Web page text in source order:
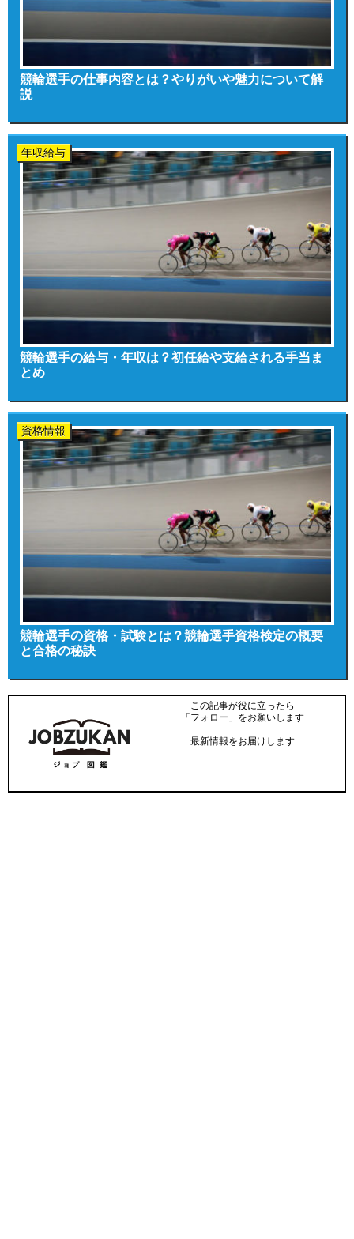
競輪選手の仕事内容とは？やりがいや魅力について解
説
年収給与
競輪選手の給与・年収は？初任給や支給される手当ま
とめ
資格情報
競輪選手の資格・試験とは？競輪選手資格検定の概要
と合格の秘訣
この記事が役に立ったら
「フォロー」をお願いします
最新情報をお届けします